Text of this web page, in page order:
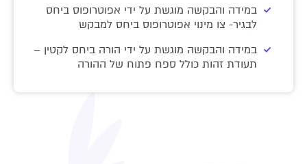
במידה והבקשה מוגשת על ידי אפוטרופוס ביחס
לבגיר- צו מינוי אפוטרופוס ביחס למבקש
במידה והבקשה מוגשת על ידי הורה ביחס לקטין –
תעודת זהות כולל ספח פתוח של ההורה